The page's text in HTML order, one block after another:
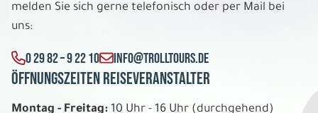
melden Sie sich gerne telefonisch oder per Mail bei
uns:
0 29 82 – 9 22 10 INFO@TROLLTOURS.DE
Öffnungszeiten Reiseveranstalter
Montag - Freitag: 10 Uhr - 16 Uhr (durchgehend)